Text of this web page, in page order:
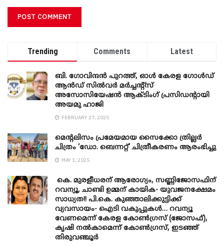
Trending Comments Latest
ബി. ​ഗോവിന്ദൻ പുറത്ത്, ഓൾ കേരള ഗോൾഡ്
ആൻഡ് സിൽവർ മർച്ചന്റ്സ്
അസോസിയേഷൻ ആക്ടിംഗ് പ്രസിഡന്റായി
അയമു ഹാജി
FEBRUARY 27, 2025
മെന്‍റലിസം പ്രമേയമായ സൈക്കോ ത്രില്ലർ
ചിത്രം ‘ഡോ. ബെന്നറ്റ്’ ചിത്രീകരണം ആരംഭിച്ചു
MAY 1, 2025
കെ. മുരളീധരന് ആരോഗ്യം, സണ്ണിജോസഫിന്
റവന്യൂ, ചാണ്ടി ഉമ്മന് കായിക- യുവജനക്ഷേമം
സാധ്യത!! പി.കെ. കുഞ്ഞാലിക്കുട്ടിക്ക്
വ്യവസായം- ഐടി വകുപ്പുകൾ… റവന്യൂ
വേണമെന്ന് കേരള കോൺഗ്രസ് (ജോസഫ്),
കൃഷി നൽകാമെന്ന് കോൺഗ്രസ്, ഇടഞ്ഞ്
തിരുവഞ്ചൂർ